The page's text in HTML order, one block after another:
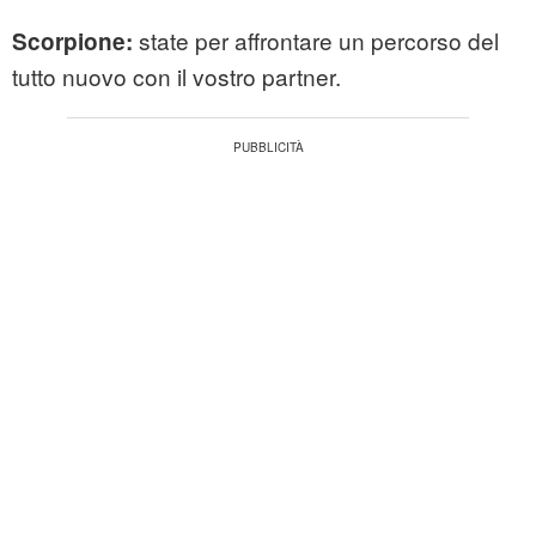
Scorpione: state per affrontare un percorso del
tutto nuovo con il vostro partner.